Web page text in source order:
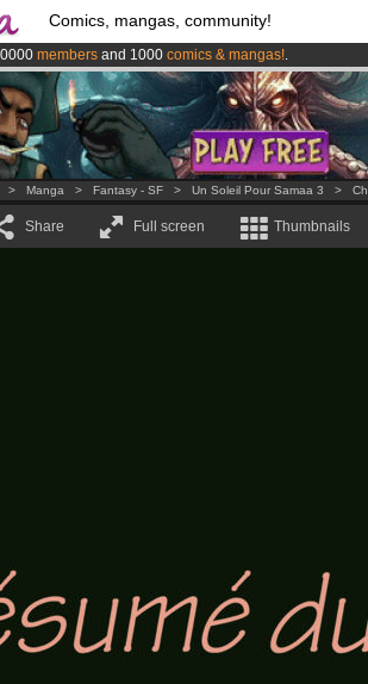
Comics, mangas, community!
members and 1000 comics & mangas!.
from3.95 eurosper month !Get membership
is now LIVE!.
> Manga > Fantasy - SF > Un Soleil Pour Samaa 3 >
Share Full screen Thumbnails